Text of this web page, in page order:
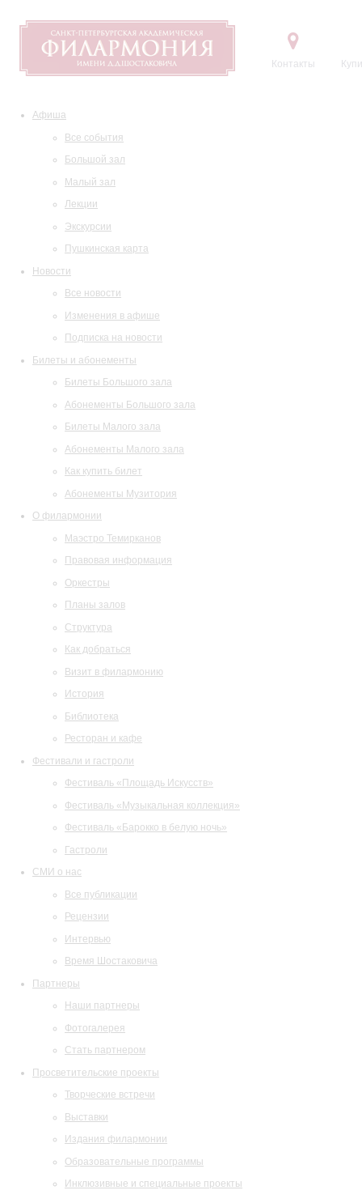
Контакты
Афиша
Все события
Большой зал
Малый зал
Лекции
Экскурсии
Пушкинская карта
Новости
Все новости
Изменения в афише
Подписка на новости
Билеты и абонементы
Билеты Большого зала
Абонементы Большого зала
Билеты Малого зала
Абонементы Малого зала
Как купить билет
Абонементы Музитория
О филармонии
Маэстро Темирканов
Правовая информация
Оркестры
Планы залов
Структура
Как добраться
Визит в филармонию
История
Библиотека
Ресторан и кафе
Фестивали и гастроли
Фестиваль «Площадь Искусств»
Фестиваль «Музыкальная коллекция»
Фестиваль «Барокко в белую ночь»
Гастроли
СМИ о нас
Все публикации
Рецензии
Интервью
Время Шостаковича
Партнеры
Наши партнеры
Фотогалерея
Стать партнером
Просветительские проекты
Творческие встречи
Выставки
Издания филармонии
Образовательные программы
Инклюзивные и специальные проекты